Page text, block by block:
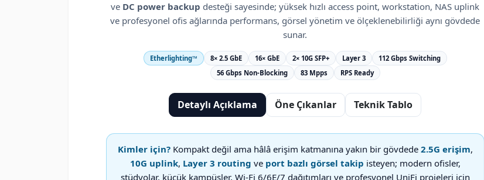
ve DC power backup desteği sayesinde; yüksek hızlı access point, workstation, NAS uplink
ve profesyonel ofis ağlarında performans, görsel yönetim ve ölçeklenebilirliği aynı gövdede
sunar.
Etherlighting™ 8× 2.5 GbE 16× GbE 2× 10G SFP+ Layer 3
112 Gbps Switching
56 Gbps Non-Blocking
83 Mpps RPS Ready
Detaylı Açıklama Öne Çıkanlar Teknik Tablo
Kimler için?Kompakt değil ama hâlâ erişim katmanına yakın bir gövdede 2.5G erişim,
10G uplink, Layer 3 routing ve port bazlı görsel takip isteyen; modern ofisler,
stüdyolar, küçük kampüsler, Wi-Fi 6/6E/7 dağıtımları ve profesyonel UniFi projeleri için